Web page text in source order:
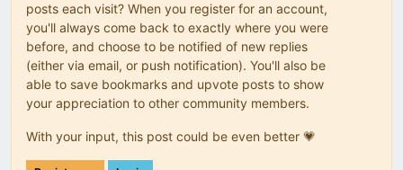
posts each visit? When you register for an account,
you'll always come back to exactly where you were
before, and choose to be notified of new replies
(either via email, or push notification). You'll also be
able to save bookmarks and upvote posts to show
your appreciation to other community members.
With your input, this post could be even better 💗